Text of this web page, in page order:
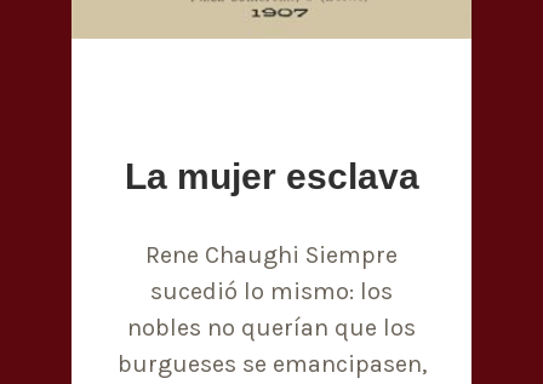
La mujer esclava
Rene Chaughi Siempre
sucedió lo mismo: los
nobles no querían que los
burgueses se emancipasen,